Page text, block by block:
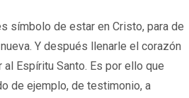
símbolo de estar en Cristo, para de
Y después llenarle el corazón
Espíritu Santo. Es por ello que
de ejemplo, de testimonio, a